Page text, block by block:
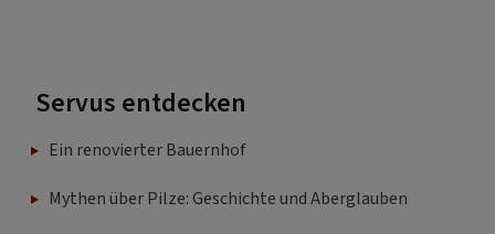
Servus entdecken
Ein renovierter Bauernhof
Mythen über Pilze: Geschichte und Aberglauben